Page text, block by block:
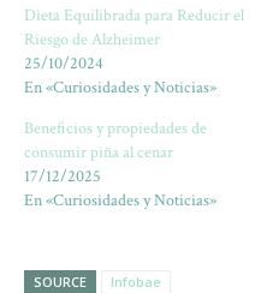
Dieta Equilibrada para Reducir el
Riesgo de Alzheimer
25/10/2024
En «Curiosidades y Noticias»
Beneficios y propiedades de
consumir piña al cenar
17/12/2025
En «Curiosidades y Noticias»
SOURCE Infobae